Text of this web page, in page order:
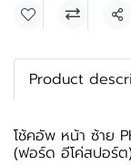
แ
Product
โช้คอัพ หน้า ซ้าย
(ฟอร์ด อีโค่สปอร์